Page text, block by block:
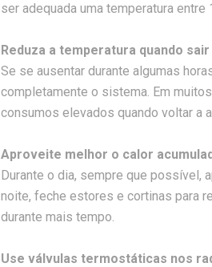
ser adequada uma temperatura entre
Reduza a temperatura quando
Se se ausentar durante algumas
completamente o sistema. Em
consumos elevados quando voltar a
Aproveite melhor o calor
Durante o dia, sempre que possível,
noite, feche estores e cortinas para
durante mais tempo.
Use válvulas termostáticas nos